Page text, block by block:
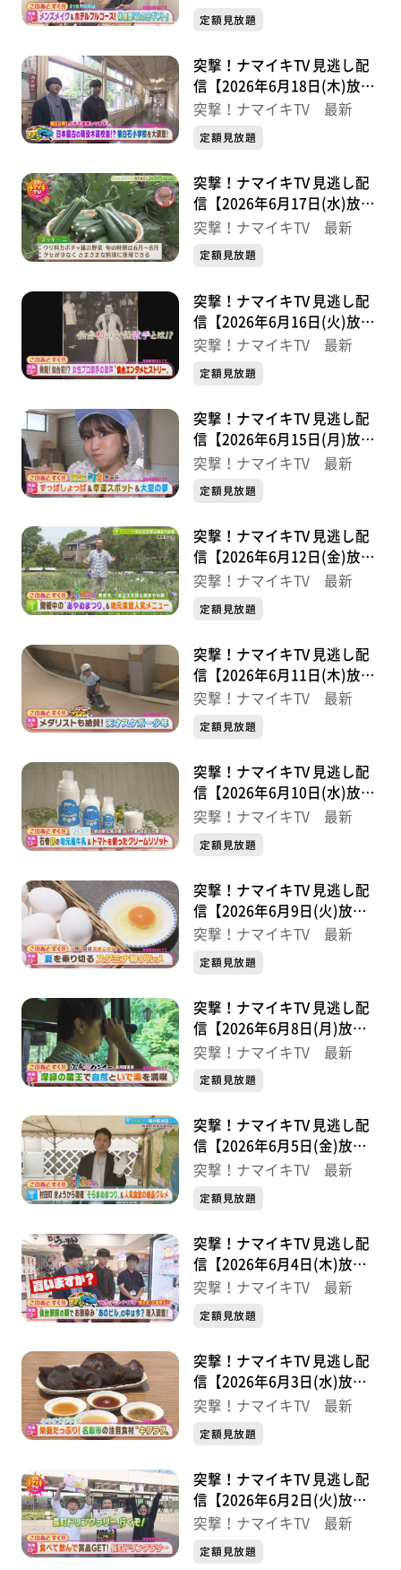
定額見放題
突撃！ナマイキTV 見逃し配
信【2026年6月18日(木)放送
分】
突撃！ナマイキTV 最新
定額見放題
突撃！ナマイキTV 見逃し配
信【2026年6月17日(水)放送
分】
突撃！ナマイキTV 最新
定額見放題
突撃！ナマイキTV 見逃し配
信【2026年6月16日(火)放送
分】
突撃！ナマイキTV 最新
定額見放題
突撃！ナマイキTV 見逃し配
信【2026年6月15日(月)放送
分】
突撃！ナマイキTV 最新
定額見放題
突撃！ナマイキTV 見逃し配
信【2026年6月12日(金)放送
分】
突撃！ナマイキTV 最新
定額見放題
突撃！ナマイキTV 見逃し配
信【2026年6月11日(木)放送
分】
突撃！ナマイキTV 最新
定額見放題
突撃！ナマイキTV 見逃し配
信【2026年6月10日(水)放送
分】
突撃！ナマイキTV 最新
定額見放題
突撃！ナマイキTV 見逃し配
信【2026年6月9日(火)放送
分】
突撃！ナマイキTV 最新
定額見放題
突撃！ナマイキTV 見逃し配
信【2026年6月8日(月)放送
分】
突撃！ナマイキTV 最新
定額見放題
突撃！ナマイキTV 見逃し配
信【2026年6月5日(金)放送
分】
突撃！ナマイキTV 最新
定額見放題
突撃！ナマイキTV 見逃し配
信【2026年6月4日(木)放送
分】
突撃！ナマイキTV 最新
定額見放題
突撃！ナマイキTV 見逃し配
信【2026年6月3日(水)放送
分】
突撃！ナマイキTV 最新
定額見放題
突撃！ナマイキTV 見逃し配
信【2026年6月2日(火)放送
分】
突撃！ナマイキTV 最新
定額見放題